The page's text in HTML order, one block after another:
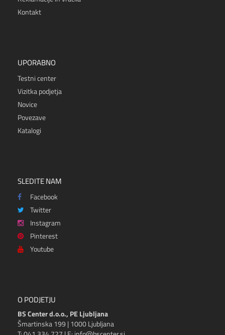
Kontakt
UPORABNO
Testni center
Vizitka podjetja
Novice
Povezave
Katalogi
SLEDITE NAM
Facebook
Twitter
Instagram
Pinterest
Youtube
O PODJETJU
BS Center d.o.o., PE Ljubljana
Šmartinska 199 | 1000 Ljubljana